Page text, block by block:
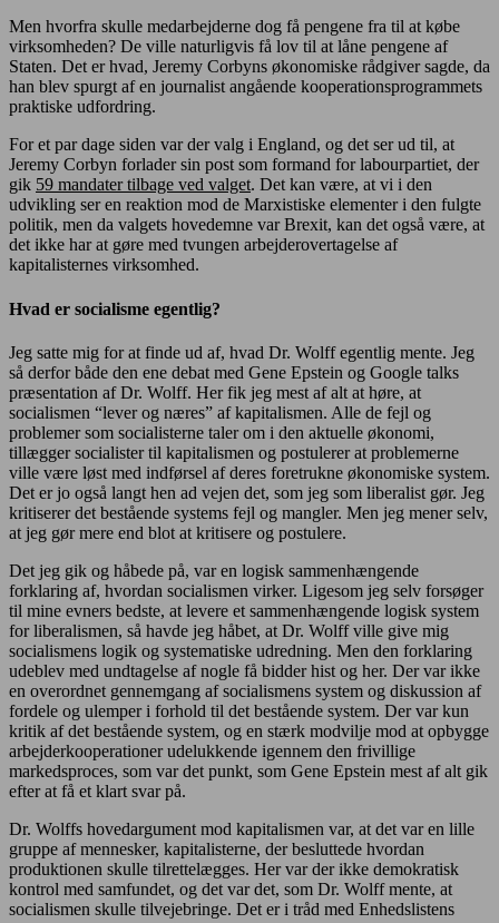
Men hvorfra skulle medarbejderne dog få pengene fra til at købe
virksomheden? De ville naturligvis få lov til at låne pengene af
Staten. Det er hvad, Jeremy Corbyns økonomiske rådgiver sagde, da
han blev spurgt af en journalist angående kooperationsprogrammets
praktiske udfordring.
For et par dage siden var der valg i England, og det ser ud til, at
Jeremy Corbyn forlader sin post som formand for labourpartiet, der
gik 59 mandater tilbage ved valget. Det kan være, at vi i den
udvikling ser en reaktion mod de Marxistiske elementer i den fulgte
politik, men da valgets hovedemne var Brexit, kan det også være, at
det ikke har at gøre med tvungen arbejderovertagelse af
kapitalisternes virksomhed.
Hvad er socialisme egentlig?
Jeg satte mig for at finde ud af, hvad Dr. Wolff egentlig mente. Jeg
så derfor både den ene debat med Gene Epstein og Google talks
præsentation af Dr. Wolff. Her fik jeg mest af alt at høre, at
socialismen “lever og næres” af kapitalismen. Alle de fejl og
problemer som socialisterne taler om i den aktuelle økonomi,
tillægger socialister til kapitalismen og postulerer at problemerne
ville være løst med indførsel af deres foretrukne økonomiske system.
Det er jo også langt hen ad vejen det, som jeg som liberalist gør. Jeg
kritiserer det bestående systems fejl og mangler. Men jeg mener selv,
at jeg gør mere end blot at kritisere og postulere.
Det jeg gik og håbede på, var en logisk sammenhængende
forklaring af, hvordan socialismen virker. Ligesom jeg selv forsøger
til mine evners bedste, at levere et sammenhængende logisk system
for liberalismen, så havde jeg håbet, at Dr. Wolff ville give mig
socialismens logik og systematiske udredning. Men den forklaring
udeblev med undtagelse af nogle få bidder hist og her. Der var ikke
en overordnet gennemgang af socialismens system og diskussion af
fordele og ulemper i forhold til det bestående system. Der var kun
kritik af det bestående system, og en stærk modvilje mod at opbygge
arbejderkooperationer udelukkende igennem den frivillige
markedsproces, som var det punkt, som Gene Epstein mest af alt gik
efter at få et klart svar på.
Dr. Wolffs hovedargument mod kapitalismen var, at det var en lille
gruppe af mennesker, kapitalisterne, der besluttede hvordan
produktionen skulle tilrettelægges. Her var der ikke demokratisk
kontrol med samfundet, og det var det, som Dr. Wolff mente, at
socialismen skulle tilvejebringe. Det er i tråd med Enhedslistens